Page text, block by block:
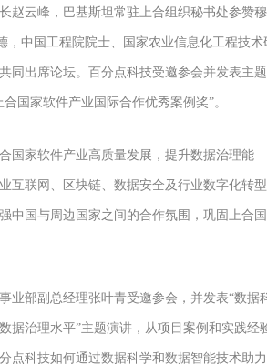
赵云峰，巴基斯坦常驻上合组织秘书处参赞穆
，中国工程院院士、国家农业信息化工程技术
同出席论坛。百分点科技受邀参会并发表主题
国家软件产业国际合作优秀案例奖”。
国家软件产业高质量发展，提升数据治理能
互联网、区块链、数据安全及行业数字化转型
中国与周边国家之间的合作氛围，巩固上合国
业部副总经理张叶青受邀参会，并发表“数据
据治理水平”主题演讲，从项目案例和实践经
点科技如何通过数据科学和数据智能技术助力